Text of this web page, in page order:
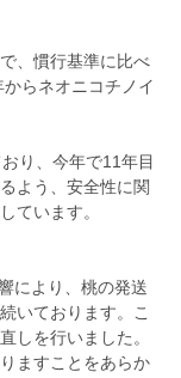
、慣行基準に比べ
らネオニコチノイ
り、今年で11年目
よう、安全性に関
ています。
により、桃の発送
いております。こ
しを行いました。
ますことをあらか